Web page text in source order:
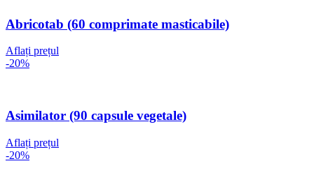
Abricotab (60 comprimate masticabile)
Aflați prețul
-20%
Asimilator (90 capsule vegetale)
Aflați prețul
-20%